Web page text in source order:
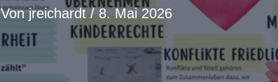
Vonjreichardt/8. Mai 2026